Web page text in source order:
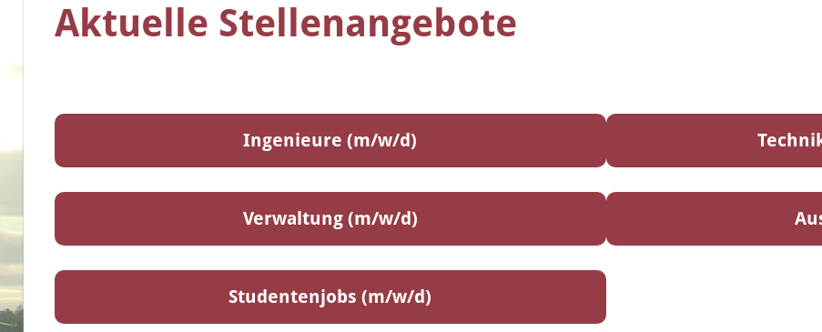
Aktuelle Stellenangebote
Ingenieure (m/w/d)
Verwaltung (m/w/d)
Studentenjobs (m/w/d)